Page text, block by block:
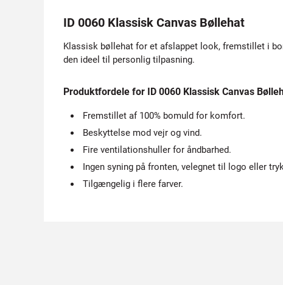
ID 0060 Klassisk Canvas Bøllehat
Klassisk bøllehat for et afslappet look, fremstillet i
den ideel til personlig tilpasning.
Produktfordele for ID 0060 Klassisk Canvas
Fremstillet af 100% bomuld for komfort.
Beskyttelse mod vejr og vind.
Fire ventilationshuller for åndbarhed.
Ingen syning på fronten, velegnet til logo eller
Tilgængelig i flere farver.